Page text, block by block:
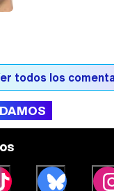
todos los